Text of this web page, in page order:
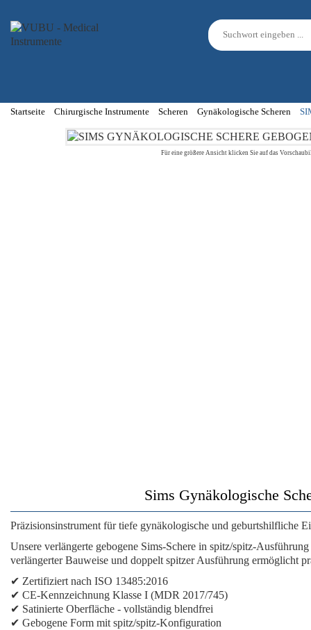
Startseite Chirurgische Instrumente Scheren Gynäkologische Scheren
Für eine größere Ansicht klicken Sie auf das
Sims Gynäkologische
Präzisionsinstrument für tiefe gynäkologische und geburtshilfliche
Unsere verlängerte gebogene Sims-Schere in spitz/spitz-
verlängerter Bauweise und doppelt spitzer Ausführung ermöglicht
✔ Zertifiziert nach ISO 13485:2016
✔ CE-Kennzeichnung Klasse I (MDR 2017/745)
✔ Satinierte Oberfläche - vollständig blendfrei
✔ Gebogene Form mit spitz/spitz-Konfiguration